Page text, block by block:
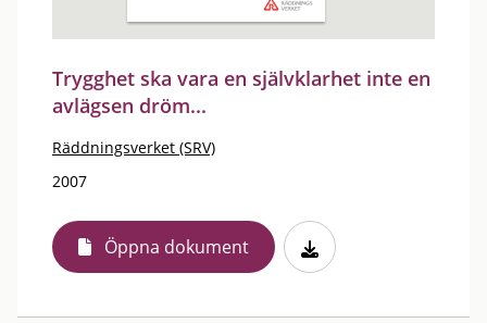
Trygghet ska vara en självklarhet inte en
avlägsen dröm...
Räddningsverket (SRV)
2007
Öppna dokument